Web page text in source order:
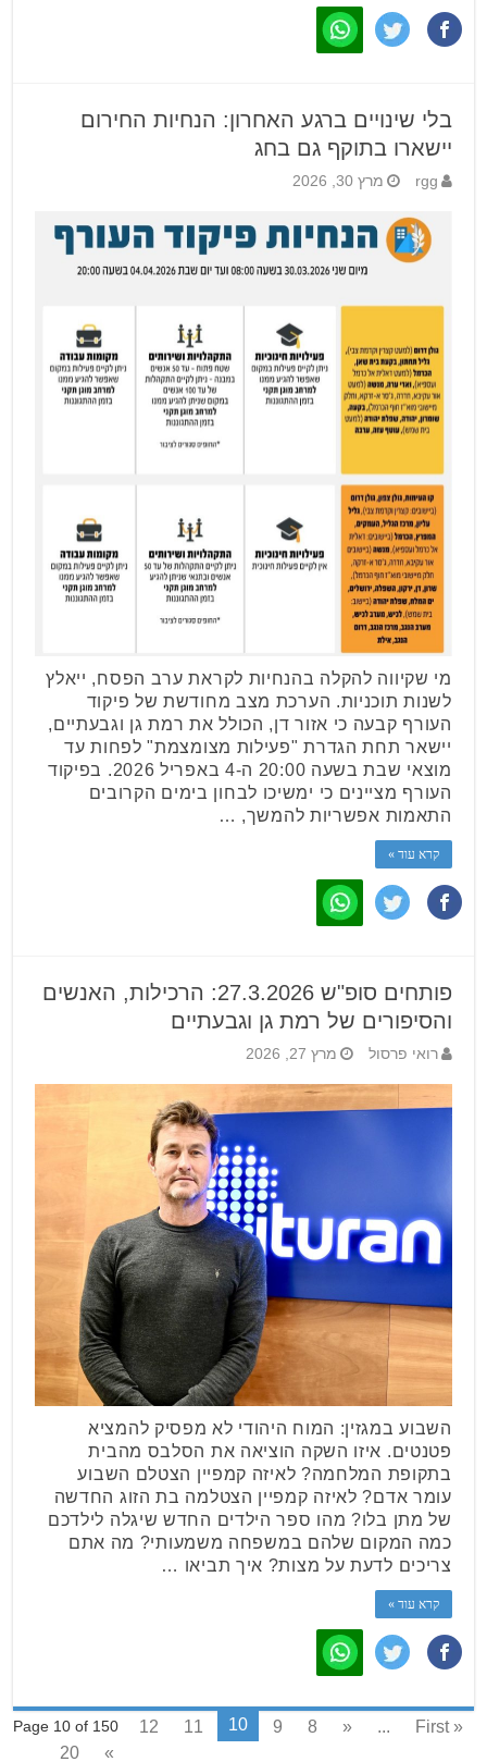
בלי שינויים ברגע האחרון: הנחיות החירום
יישארו בתוקף גם בחג
rgg מרץ 30, 2026
מי שקיווה להקלה בהנחיות לקראת ערב הפסח, ייאלץ
לשנות תוכניות. הערכת מצב מחודשת של פיקוד
העורף קבעה כי אזור דן, הכולל את רמת גן וגבעתיים,
יישאר תחת הגדרת "פעילות מצומצמת" לפחות עד
מוצאי שבת בשעה 20:00 ה-4 באפריל 2026. בפיקוד
העורף מציינים כי ימשיכו לבחון בימים הקרובים
התאמות אפשריות להמשך, …
קרא עוד »
פותחים סופ"ש 27.3.2026: הרכילות, האנשים
והסיפורים של רמת גן וגבעתיים
רואי פרסול מרץ 27, 2026
השבוע במגזין: המוח היהודי לא מפסיק להמציא
פטנטים. איזו השקה הוציאה את הסלבס מהבית
בתקופת המלחמה? לאיזה קמפיין הצטלם השבוע
עומר אדם? לאיזה קמפיין הצטלמה בת הזוג החדשה
של מתן בלו? מהו ספר הילדים החדש שיגלה לילדכם
כמה המקום שלהם במשפחה משמעותי? מה אתם
צריכים לדעת על מצות? איך תביאו …
קרא עוד »
Page 10 of 150 « First
...
«
8
9
10
11
12
»
20